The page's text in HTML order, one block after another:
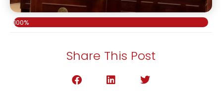
100%
Share This Post